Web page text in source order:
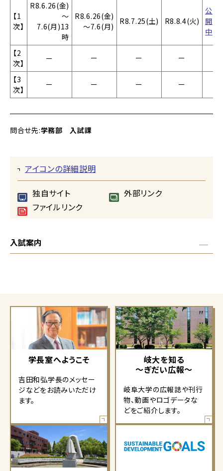
【1
次】
R8.6.26(金)
～
7.6(月)13
時
R8.6.26(金)
～7.6(月)
R8.7.25(土) R8.8.4(火)
公
開
中
【2
次】
ー ー ー ー
【3
次】
ー ー ー ー
問合せ先:学務部 入試課
アイコンの詳細説明
独自サイト
外部リンク
ファイルリンク
入試案内
学長室へようこそ
吉田和弘学長のメッセー
ジなどをお読みいただけ
ます。
岐大を知る
～ぎだい広報～
岐阜大学の広報誌や刊行
物、動画やロゴデータな
どをご紹介します。